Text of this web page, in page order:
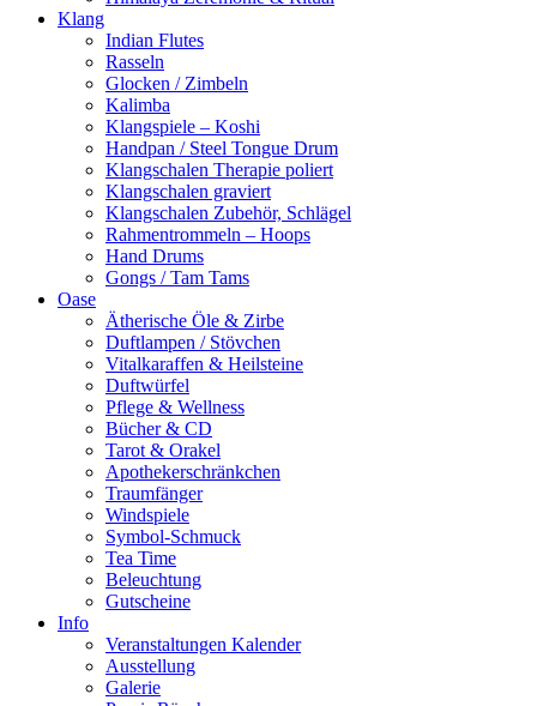
Klang
Indian Flutes
Rasseln
Glocken / Zimbeln
Kalimba
Klangspiele – Koshi
Handpan / Steel Tongue Drum
Klangschalen Therapie poliert
Klangschalen graviert
Klangschalen Zubehör, Schlägel
Rahmentrommeln – Hoops
Hand Drums
Gongs / Tam Tams
Oase
Ätherische Öle & Zirbe
Duftlampen / Stövchen
Vitalkaraffen & Heilsteine
Duftwürfel
Pflege & Wellness
Bücher & CD
Tarot & Orakel
Apothekerschränkchen
Traumfänger
Windspiele
Symbol-Schmuck
Tea Time
Beleuchtung
Gutscheine
Info
Veranstaltungen Kalender
Ausstellung
Galerie